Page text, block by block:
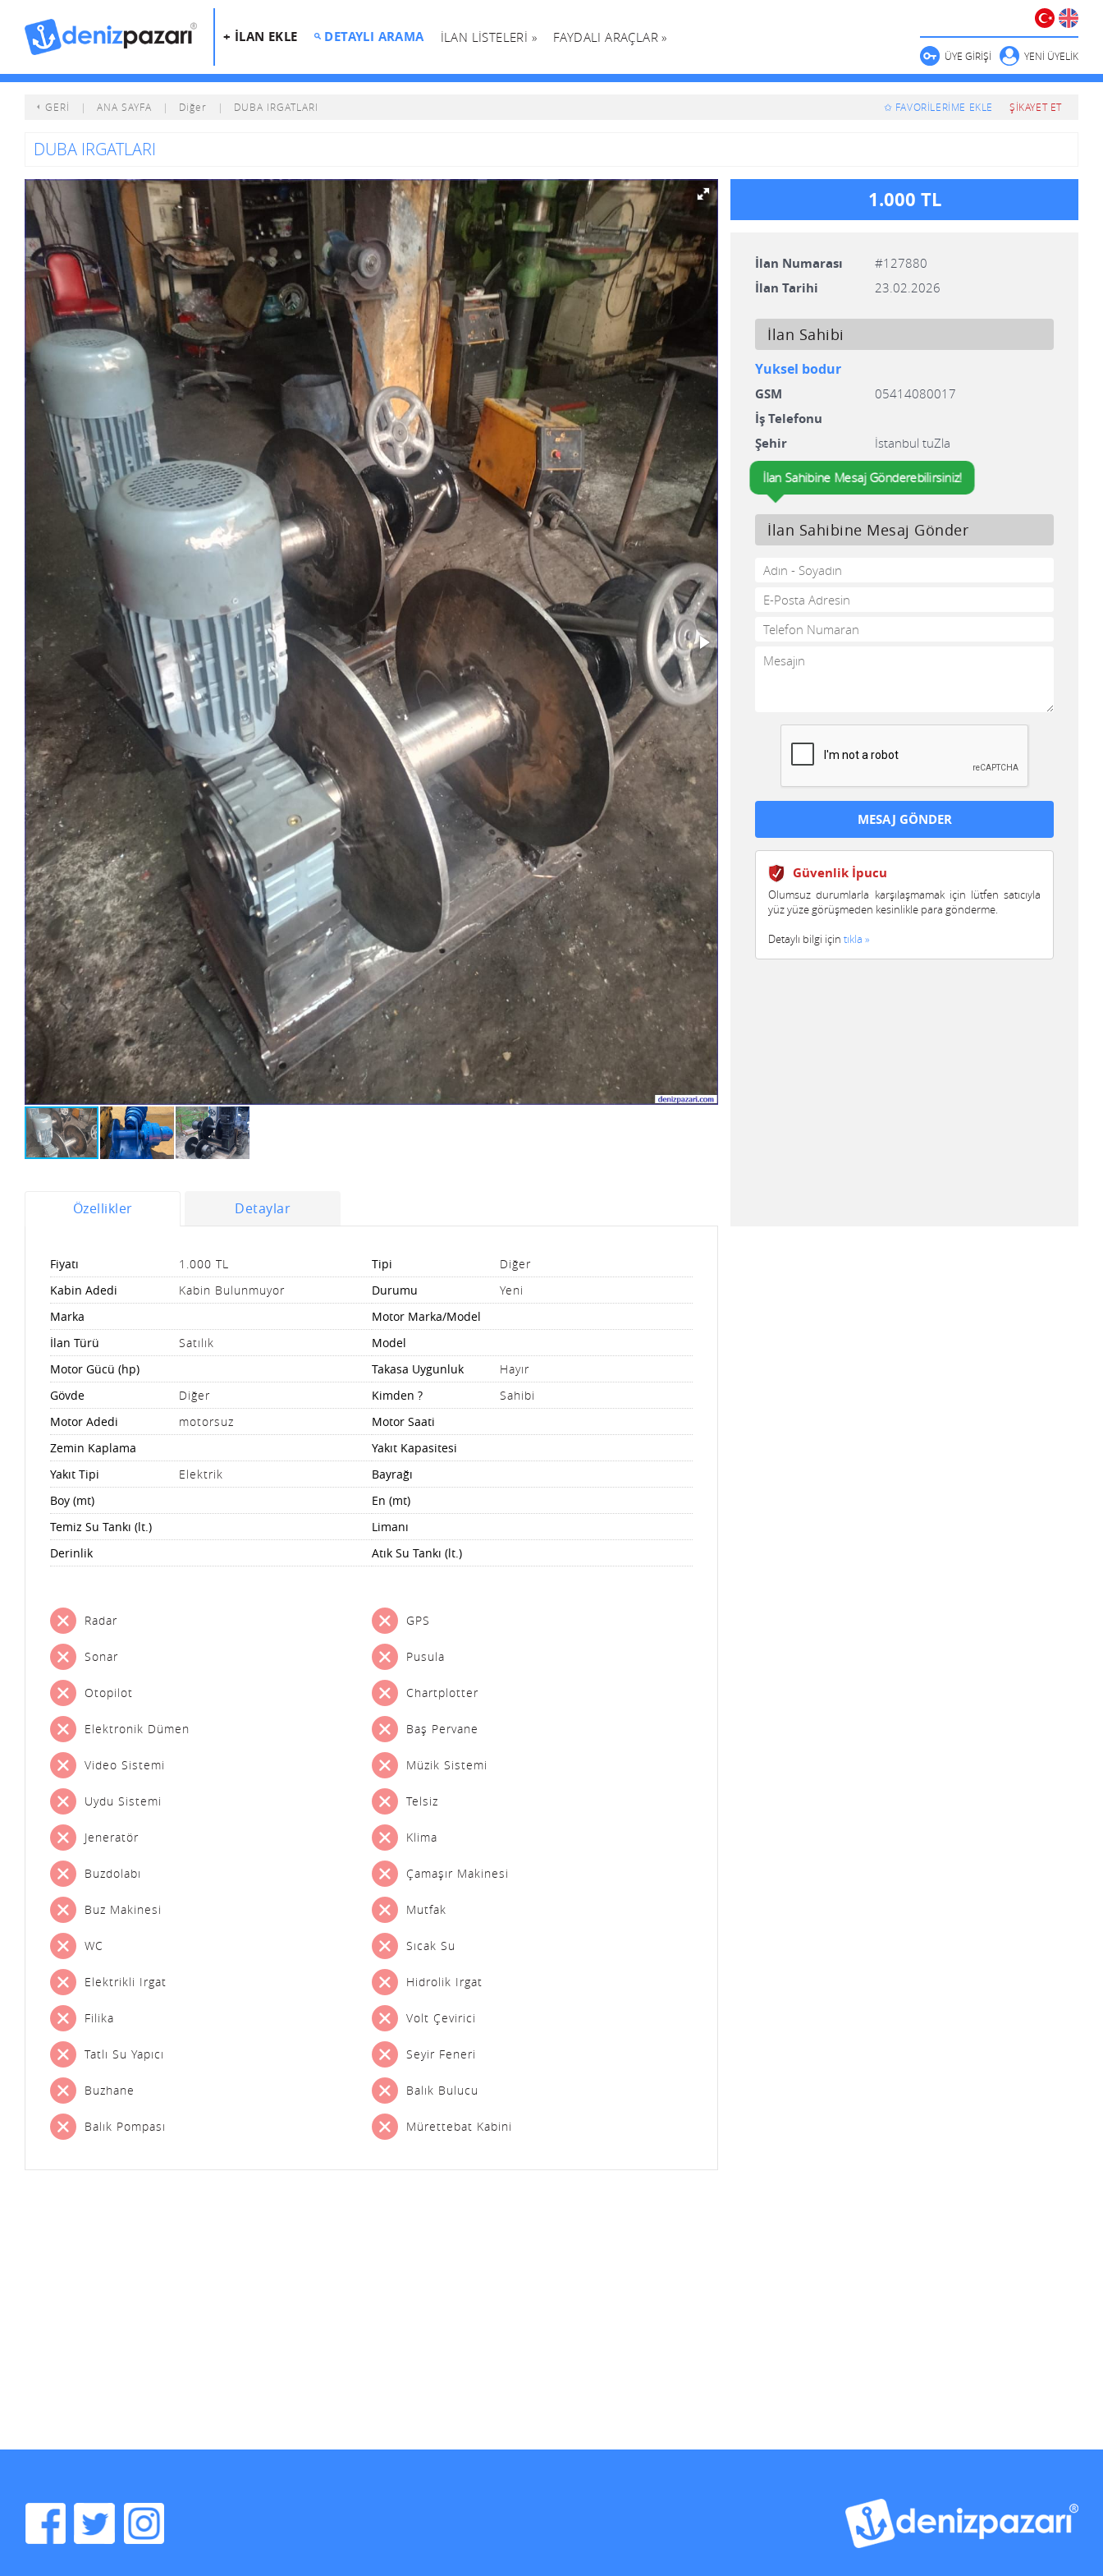
+ İLAN EKLE DETAYLI ARAMA İLAN LİSTELERİ » FAYDALI ARAÇLAR »
ÜYE GİRİŞİ YENİ ÜYELİK
GERİ | ANA SAYFA | Diğer | DUBA IRGATLARI ŞİKAYET ET
✩ FAVORİLERİME EKLE
DUBA IRGATLARI
Özellikler Detaylar
Fiyatı 1.000 TL Tipi
Diğer
Kabin Adedi
Kabin Bulunmuyor Durumu
Yeni
Marka
Motor Marka/Model
İlan Türü
Satılık
Model
Motor Gücü (hp)
Takasa Uygunluk
Hayır
Gövde
Diğer Kimden ?
Sahibi
Motor Adedi
motorsuz
Motor Saati
Zemin Kaplama
Yakıt Kapasitesi
Yakıt Tipi
Elektrik
Bayrağı
Boy (mt)
En (mt)
Temiz Su Tankı (lt.)
Limanı
Derinlik
Atık Su Tankı (lt.)
Radar GPS
Sonar Pusula
Otopilot Chartplotter
Elektronik Dümen Baş Pervane
Video Sistemi Müzik Sistemi
Uydu Sistemi Telsiz
Jeneratör Klima
Buzdolabı Çamaşır Makinesi
Buz Makinesi Mutfak
WC Sıcak Su
Elektrikli Irgat Hidrolik Irgat
Filika Volt Çevirici
Tatlı Su Yapıcı Seyir Feneri
Buzhane Balık Bulucu
Balık Pompası Mürettebat Kabini
1.000 TL
İlan Numarası #127880
İlan Tarihi 23.02.2026
İlan Sahibi
Yuksel bodur
GSM 05414080017
İş Telefonu
Şehir
İstanbul tuZla
İlan Sahibine Mesaj Gönderebilirsiniz!
İlan Sahibine Mesaj Gönder
Güvenlik İpucu
Olumsuz durumlarla karşılaşmamak için lütfen satıcıyla
yüz yüze görüşmeden kesinlikle para gönderme.
Detaylı bilgi içintıkla »